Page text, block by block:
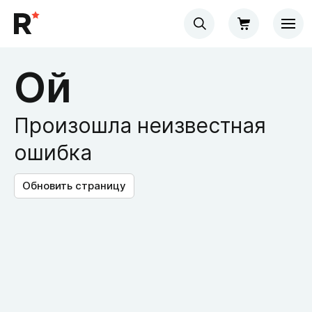
Ой
Произошла неизвестная
ошибка
Обновить страницу